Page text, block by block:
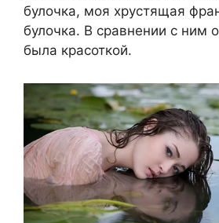
булочка, моя хрустящая
булочка. В сравнении с ним
была красоткой.